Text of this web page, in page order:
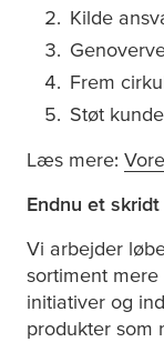
Kilde
Frem
Støt
Læs mere:
Endnu et
Vi arbejder
sortiment
initiativer og
produkter som